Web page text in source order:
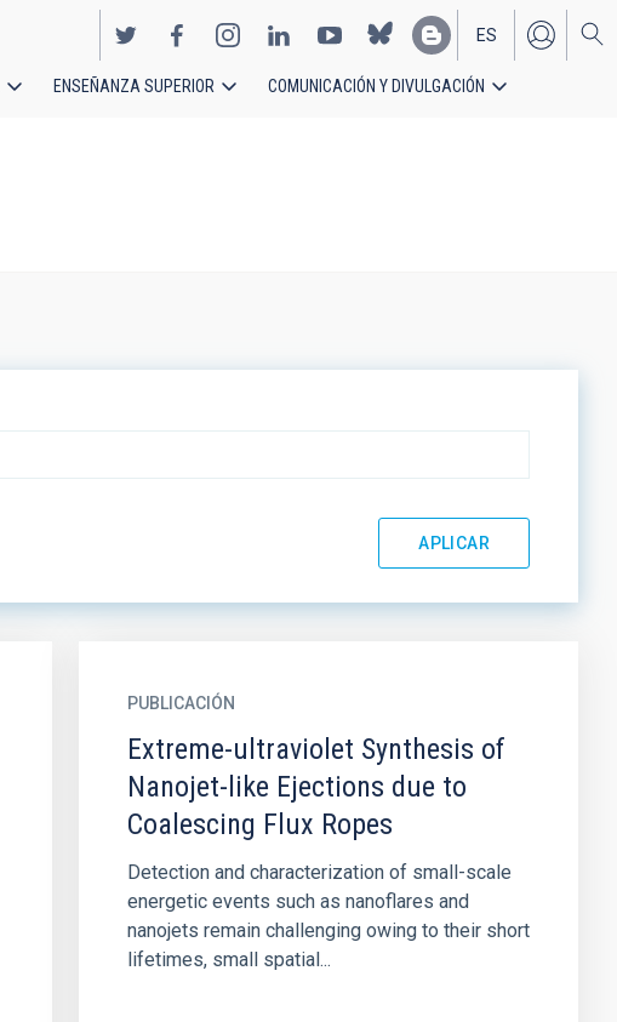
EN
ES
ENSEÑANZA SUPERIOR COMUNICACIÓN Y DIVULGACIÓN
PUBLICACIÓN
Extreme-ultraviolet Synthesis of
Nanojet-like Ejections due to
Coalescing Flux Ropes
Detection and characterization of small-scale
energetic events such as nanoflares and
nanojets remain challenging owing to their short
lifetimes, small spatial...